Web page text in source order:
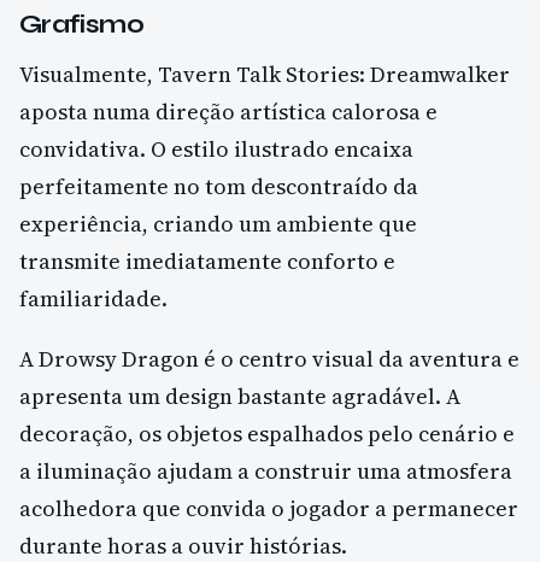
Grafismo
Visualmente, Tavern Talk Stories: Dreamwalker
aposta numa direção artística calorosa e
convidativa. O estilo ilustrado encaixa
perfeitamente no tom descontraído da
experiência, criando um ambiente que
transmite imediatamente conforto e
familiaridade.
A Drowsy Dragon é o centro visual da aventura e
apresenta um design bastante agradável. A
decoração, os objetos espalhados pelo cenário e
a iluminação ajudam a construir uma atmosfera
acolhedora que convida o jogador a permanecer
durante horas a ouvir histórias.